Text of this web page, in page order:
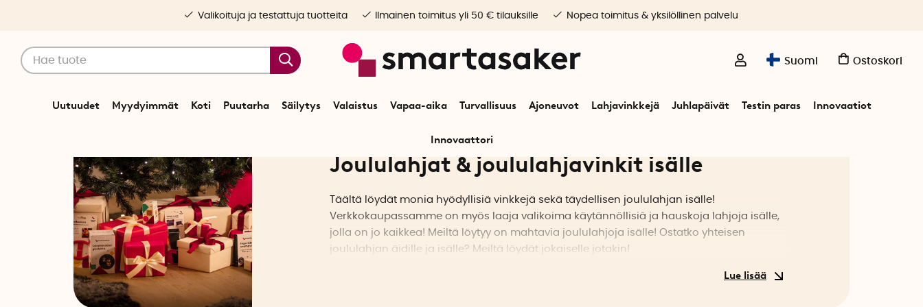
Suomi Ostoskori
Uutuudet Myydyimmät Koti Puutarha Säilytys Valaistus Vapaa-aika Turvallisuus Ajoneuvot Lahjavinkkejä Juhlapäivät Testin paras Innovaatiot
Innovaattori
Valikoituja ja testattuja tuotteita Ilmainen toimitus yli 50 € tilauksille Nopea toimitus & yksilöllinen palvelu
Joululahjat & joululahjavinkit isälle
Täältä löydät monia hyödyllisiä vinkkejä sekä täydellisen joululahjan isälle!
Verkkokaupassamme on myös laaja valikoima käytännöllisiä ja hauskoja lahjoja isälle,
jolla on jo kaikkea! Meiltä löytyy on mahtavia joululahjoja isälle! Ostatko yhteisen
joululahjan äidille ja isälle? Meiltä löydät jokaiselle jotakin!